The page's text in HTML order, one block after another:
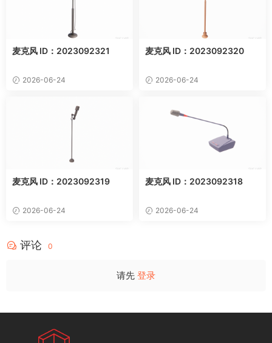
麦克风 ID：2023092321
2026-06-24
麦克风 ID：2023092320
2026-06-24
麦克风 ID：2023092319
2026-06-24
麦克风 ID：2023092318
2026-06-24
评论 0
请先 登录